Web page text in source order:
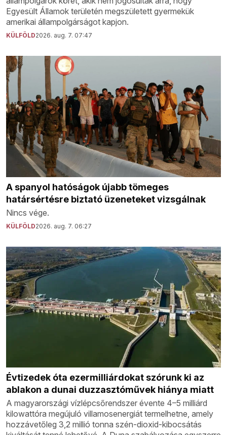
Egyesült Államok területén megszületett gyermekük
amerikai állampolgárságot kapjon.
KÜLFÖLD2026. aug. 7. 07:47
A spanyol hatóságok újabb tömeges
határsértésre biztató üzeneteket vizsgálnak
Nincs vége.
KÜLFÖLD2026. aug. 7. 06:27
Évtizedek óta ezermilliárdokat szórunk ki az
ablakon a dunai duzzasztóművek hiánya miatt
A magyarországi vízlépcsőrendszer évente 4–5 milliárd
kilowattóra megújuló villamosenergiát termelhetne, amely
hozzávetőleg 3,2 millió tonna szén-dioxid-kibocsátás